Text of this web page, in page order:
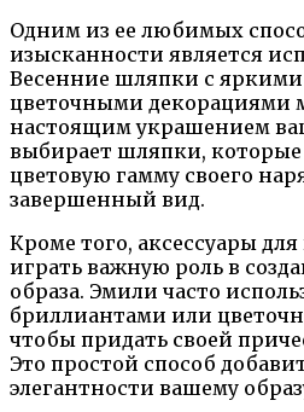
Одним из ее любимых
изысканности является
Весенние шляпки с
цветочными декорациями
настоящим украшением
выбирает шляпки,
цветовую гамму своего
завершенный вид.
Кроме того, аксессуары
играть важную роль в
образа. Эмили часто
бриллиантами или
чтобы придать своей
Это простой способ
элегантности вашему